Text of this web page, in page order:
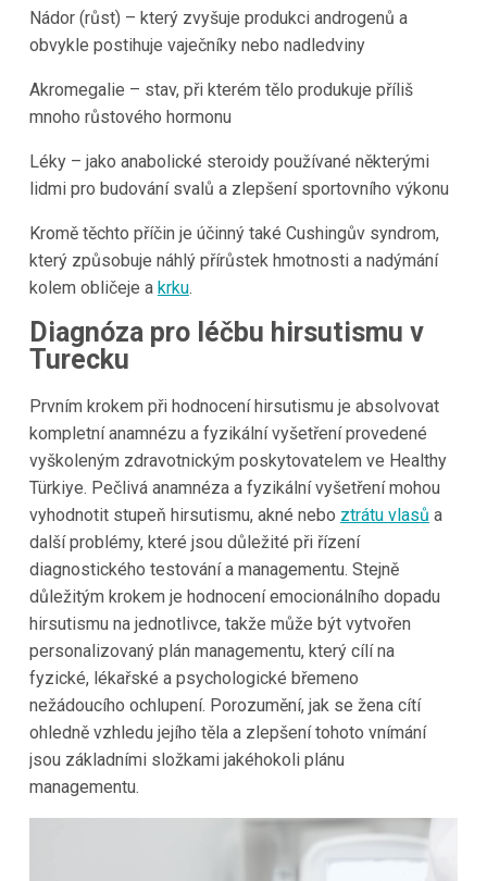
Nádor (růst) – který zvyšuje produkci androgenů a
obvykle postihuje vaječníky nebo nadledviny
Akromegalie – stav, při kterém tělo produkuje příliš
mnoho růstového hormonu
Léky – jako anabolické steroidy používané některými
lidmi pro budování svalů a zlepšení sportovního výkonu
Kromě těchto příčin je účinný také Cushingův syndrom,
který způsobuje náhlý přírůstek hmotnosti a nadýmání
kolem obličeje a krku.
Diagnóza pro léčbu hirsutismu v
Turecku
Prvním krokem při hodnocení hirsutismu je absolvovat
kompletní anamnézu a fyzikální vyšetření provedené
vyškoleným zdravotnickým poskytovatelem ve Healthy
Türkiye. Pečlivá anamnéza a fyzikální vyšetření mohou
vyhodnotit stupeň hirsutismu, akné nebo ztrátu vlasů a
další problémy, které jsou důležité při řízení
diagnostického testování a managementu. Stejně
důležitým krokem je hodnocení emocionálního dopadu
hirsutismu na jednotlivce, takže může být vytvořen
personalizovaný plán managementu, který cílí na
fyzické, lékařské a psychologické břemeno
nežádoucího ochlupení. Porozumění, jak se žena cítí
ohledně vzhledu jejího těla a zlepšení tohoto vnímání
jsou základními složkami jakéhokoli plánu
managementu.